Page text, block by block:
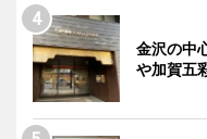
金沢の中
や加賀五